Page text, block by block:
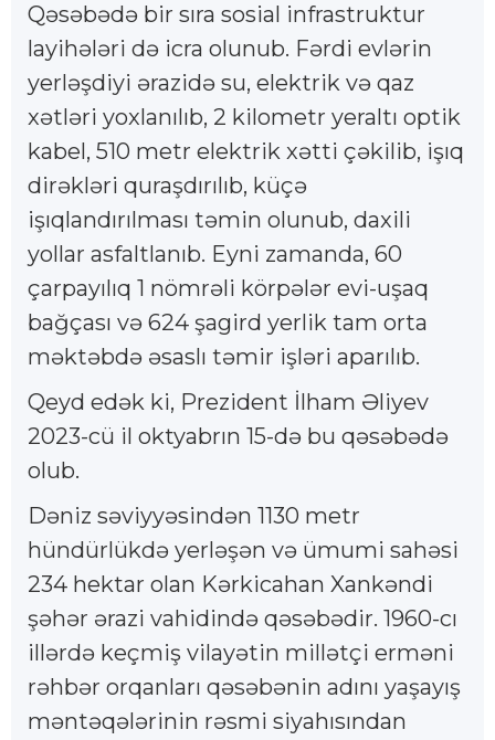
Qəsəbədə bir sıra sosial infrastruktur
layihələri də icra olunub. Fərdi evlərin
yerləşdiyi ərazidə su, elektrik və qaz
xətləri yoxlanılıb, 2 kilometr yeraltı optik
kabel, 510 metr elektrik xətti çəkilib, işıq
dirəkləri quraşdırılıb, küçə
işıqlandırılması təmin olunub, daxili
yollar asfaltlanıb. Eyni zamanda, 60
çarpayılıq 1 nömrəli körpələr evi-uşaq
bağçası və 624 şagird yerlik tam orta
məktəbdə əsaslı təmir işləri aparılıb.
Qeyd edək ki, Prezident İlham Əliyev
2023-cü il oktyabrın 15-də bu qəsəbədə
olub.
Dəniz səviyyəsindən 1130 metr
hündürlükdə yerləşən və ümumi sahəsi
234 hektar olan Kərkicahan Xankəndi
şəhər ərazi vahidində qəsəbədir. 1960-cı
illərdə keçmiş vilayətin millətçi erməni
rəhbər orqanları qəsəbənin adını yaşayış
məntəqələrinin rəsmi siyahısından